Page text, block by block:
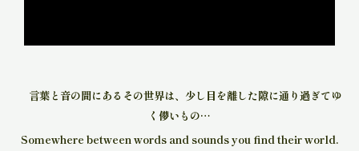
言葉と音の間にあるその世界は、少し目を離した隙に通り過ぎてゆ
く儚いもの…
Somewhere between words and sounds you find their world.